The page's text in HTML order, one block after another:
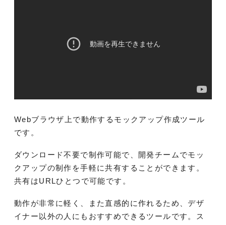
Webブラウザ上で動作するモックアップ作成ツール
です。
ダウンロード不要で制作可能で、開発チームでモッ
クアップの制作を手軽に共有することができます。
共有はURLひとつで可能です。
動作が非常に軽く、また直感的に作れるため、デザ
イナー以外の人にもおすすめできるツールです。ス